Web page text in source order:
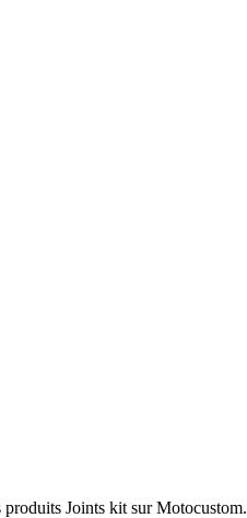
produits Joints kit sur Motocustom.